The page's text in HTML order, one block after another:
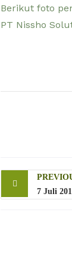
Berikut foto
PT Nissho
Post